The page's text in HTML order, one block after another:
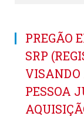
PREGÃO
SRP
VISANDO
PESSOA